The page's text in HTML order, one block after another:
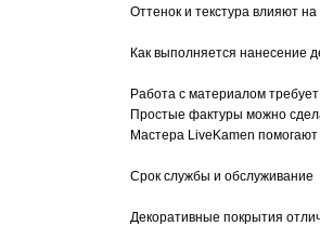
Оттенок и текстура влияют
Как выполняется нанесение
Работа с материалом
Простые фактуры можно
Мастера LiveKamen
Срок службы и обслуживание
Декоративные покрытия